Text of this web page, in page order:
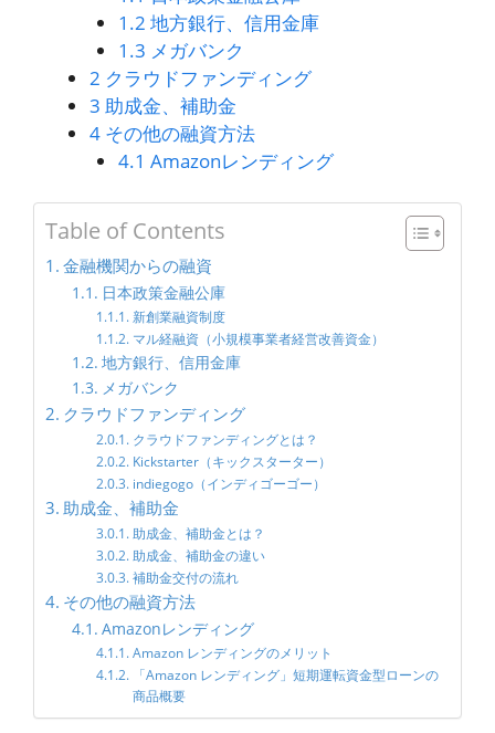
1.2 地方銀行、信用金庫
1.3 メガバンク
2 クラウドファンディング
3 助成金、補助金
4 その他の融資方法
4.1 Amazonレンディング
Table of Contents
金融機関からの融資
日本政策金融公庫
新創業融資制度
マル経融資（小規模事業者経営改善資金）
地方銀行、信用金庫
メガバンク
クラウドファンディング
クラウドファンディングとは？
Kickstarter（キックスターター）
indiegogo（インディゴーゴー）
助成金、補助金
助成金、補助金とは？
助成金、補助金の違い
補助金交付の流れ
その他の融資方法
Amazonレンディング
Amazon レンディングのメリット
「Amazon レンディング」短期運転資金型ローンの
商品概要